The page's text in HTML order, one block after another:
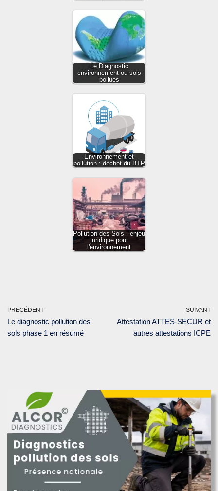
Le Diagnostic
environnement ou sols
pollués
Environnement et
pollution : déchet du BTP
Pollution des Sols : enjeu
juridique pour
l'environnement
PRÉCÉDENT
Le diagnostic pollution des
sols phase 1 en résumé
SUIVANT
Attestation ATTES-SECUR et
autres attestations ICPE